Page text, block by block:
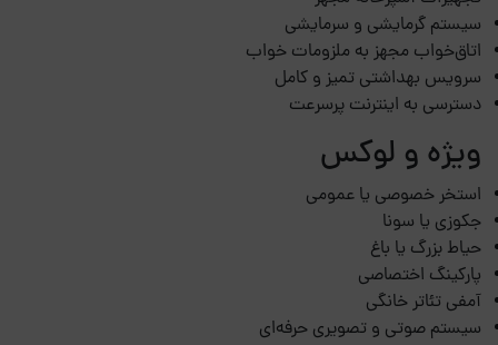
سیستم گرمایشی و سرمایشی
اتاق‌خواب مجهز به ملزومات خواب
سرویس بهداشتی تمیز و کامل
دسترسی به اینترنت پرسرعت
ویژه و لوکس
استخر خصوصی یا عمومی
جکوزی یا سونا
حیاط بزرگ یا باغ
پارکینگ اختصاصی
آمفی تئاتر خانگی
سیستم صوتی و تصویری حرفه‌ای